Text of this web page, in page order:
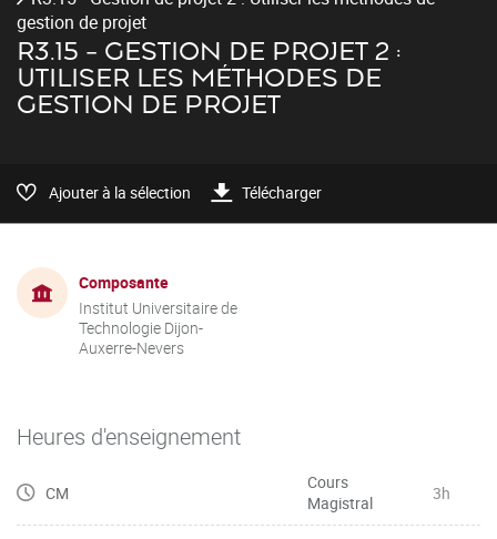
gestion de projet
R3.15 - GESTION DE PROJET 2 :
UTILISER LES MÉTHODES DE
GESTION DE PROJET
Ajouter à la sélection Télécharger
Composante
Institut Universitaire de
Technologie Dijon-
Auxerre-Nevers
Heures d'enseignement
CM
Cours
Magistral
3h